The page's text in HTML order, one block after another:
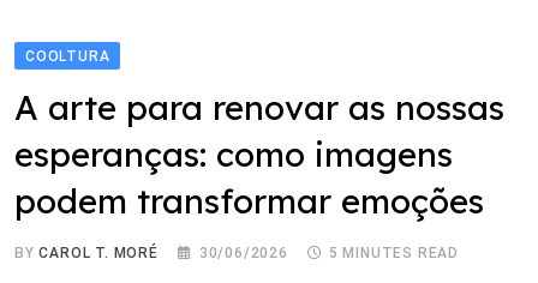
COOLTURA
A arte para renovar as nossas
esperanças: como imagens
podem transformar emoções
BYCAROL T. MORÉ 30/06/2026 5 MINUTES READ